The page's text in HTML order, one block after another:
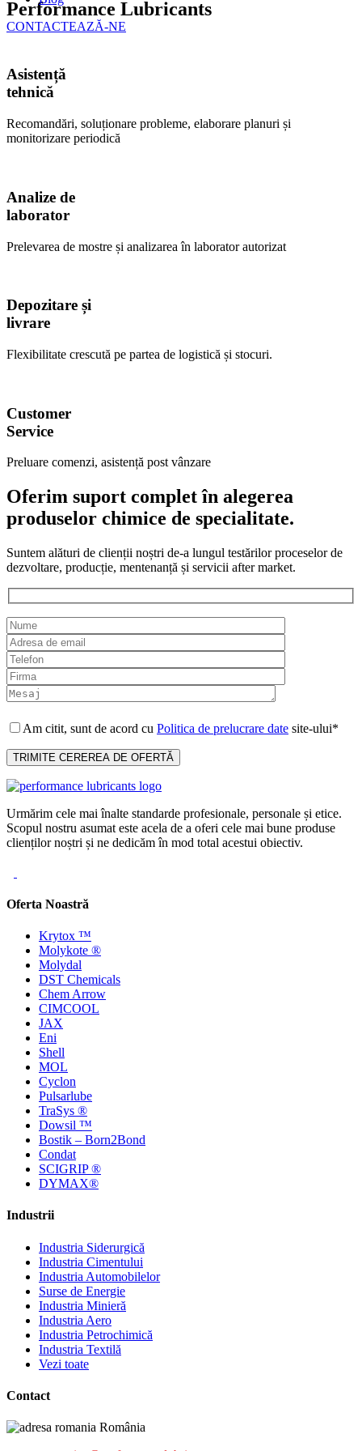
CONTACTEAZĂ-NE
Performance Lubricants
Asistență
tehnică
Recomandări, soluționare probleme, elaborare planuri și
monitorizare periodică
Analize de
laborator
Prelevarea de mostre și analizarea în laborator autorizat
Depozitare și
livrare
Flexibilitate crescută pe partea de logistică și stocuri.
Customer
Service
Preluare comenzi, asistență post vânzare
Oferim suport complet în alegerea
produselor chimice de specialitate.
Suntem alături de clienții noștri de-a lungul testărilor proceselor de
dezvoltare, producție, mentenanță și servicii after market.
Am citit, sunt de acord cu Politica de prelucrare date site-ului*
Urmărim cele mai înalte standarde profesionale, personale și etice.
Scopul nostru asumat este acela de a oferi cele mai bune produse
clienților noștri și ne dedicăm în mod total acestui obiectiv.
Oferta Noastră
Krytox ™
Molykote ®
Molydal
DST Chemicals
Chem Arrow
CIMCOOL
JAX
Eni
Shell
MOL
Cyclon
Pulsarlube
TraSys ®
Dowsil ™
Bostik – Born2Bond
Condat
SCIGRIP ®
DYMAX®
Industrii
Industria Siderurgică
Industria Cimentului
Industria Automobilelor
Surse de Energie
Industria Minieră
Industria Aero
Industria Petrochimică
Industria Textilă
Vezi toate
Contact
România